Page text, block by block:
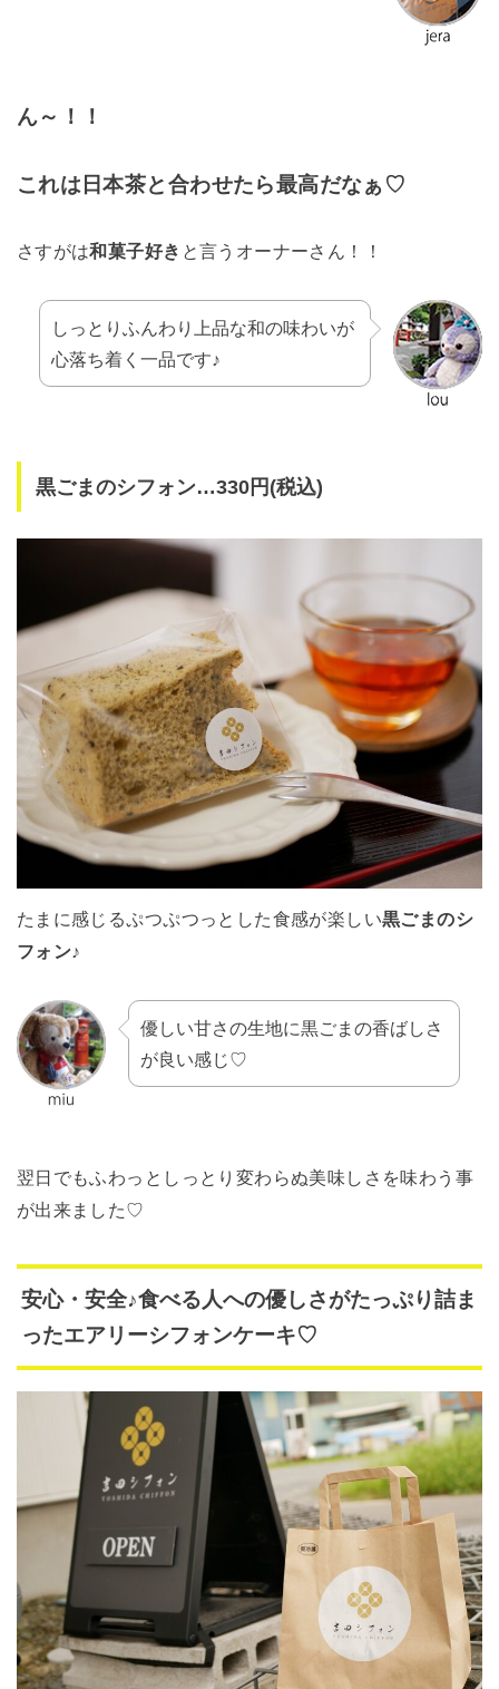
ん～！！
これは日本茶と合わせたら最高だなぁ♡
さすがは和菓子好き と言うオーナーさん！！
しっとりふんわり上品な和の味わいが
心落ち着く一品です♪
黒ごまのシフォン…330円(税込)
たまに感じるぷつぷつっとした食感が楽しい黒ごまのシ
フォン♪
優しい甘さの生地に黒ごまの香ばしさ
が良い感じ♡
翌日でもふわっとしっとり変わらぬ美味しさを味わう事
が出来ました♡
安心・安全♪食べる人への優しさがたっぷり詰ま
ったエアリーシフォンケーキ♡